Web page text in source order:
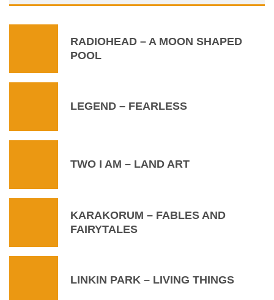
RADIOHEAD – A MOON SHAPED
POOL
LEGEND – FEARLESS
TWO I AM – LAND ART
KARAKORUM – FABLES AND
FAIRYTALES
LINKIN PARK – LIVING THINGS